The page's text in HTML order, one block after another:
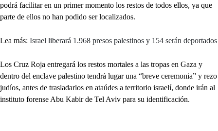
podrá facilitar en un primer momento los restos de todos ellos, ya que
parte de ellos no han podido ser localizados.
Lea más: Israel liberará 1.968 presos palestinos y 154 serán deportados
Los Cruz Roja entregará los restos mortales a las tropas en Gaza y
dentro del enclave palestino tendrá lugar una “breve ceremonia” y rezo
judíos, antes de trasladarlos en ataúdes a territorio israelí, donde irán al
instituto forense Abu Kabir de Tel Aviv para su identificación.